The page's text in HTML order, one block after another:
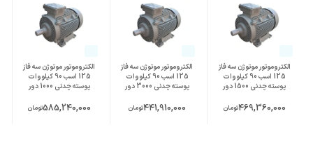
الکتروموتور موتوژن سه فاز
125 اسب 90 کیلووات
پوسته چدنی 1500 دور
469,360,000تومان
الکتروموتور موتوژن سه فاز
125 اسب 90 کیلووات
پوسته چدنی 3000 دور
441,910,000تومان
الکتروموتور موتوژن سه فاز
125 اسب 90 کیلووات
پوسته چدنی 1000 دور
585,240,000تومان